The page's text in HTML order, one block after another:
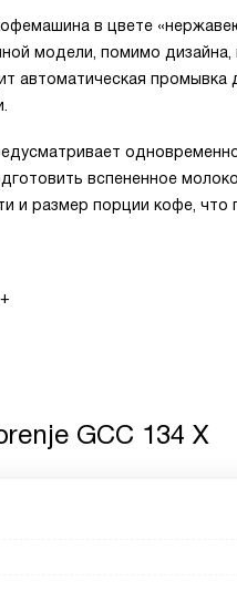
в цвете
модели, помимо
автоматическая
вспененное
и размер порции кофе,
GCC 134 X